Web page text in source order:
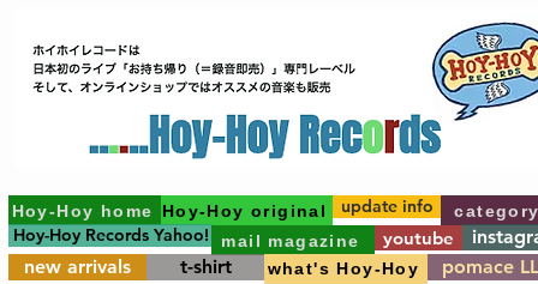
Hoy-Hoy home Hoy-Hoy original
Hoy-Hoy Records Yahoo! mail magazine youtube
new arrivals
t-shirt what's Hoy-Hoy pomace
update info